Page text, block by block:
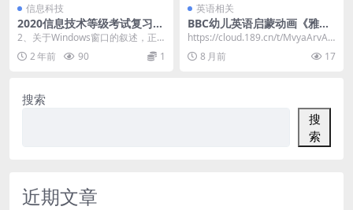
信息科技
2020信息技术等级考试复习试
题
2、关于Windows窗口的叙述，正
确的是（D ） A . 屏幕上可以出现多
个窗...2 年前 90 1
英语相关
BBC幼儿英语启蒙动画《雅克
迪 yakka dee》音视频合集 1
7G
https://cloud.189.cn/t/MvyaArvAF
n6f
8 月前 17
搜索
搜
索
近期文章